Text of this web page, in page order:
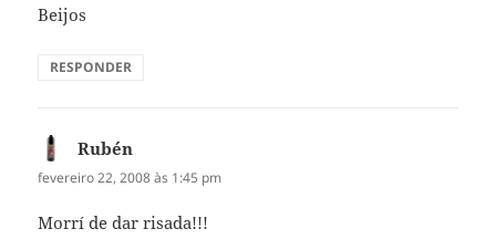
Beijos
RESPONDER
Rubén
fevereiro 22, 2008 às 1:45 pm
Morrí de dar risada!!!